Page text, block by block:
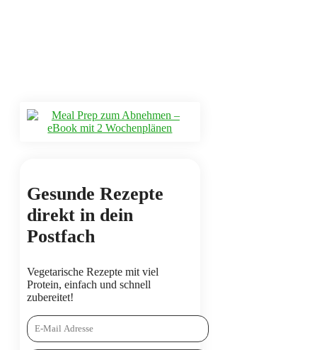
Gesunde Rezepte
direkt in dein
Postfach
Vegetarische Rezepte mit viel
Protein, einfach und schnell
zubereitet!